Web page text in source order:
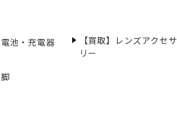
池・充電器
【買取】レンズアクセサ
リー